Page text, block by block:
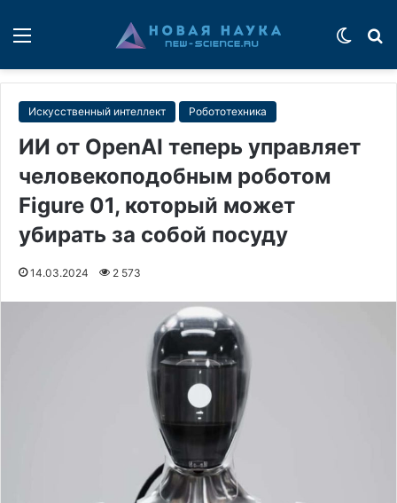
Искусственный интеллект Робототехника
ИИ от OpenAI теперь управляет
человекоподобным роботом
Figure 01, который может
убирать за собой посуду
14.03.2024 2 573